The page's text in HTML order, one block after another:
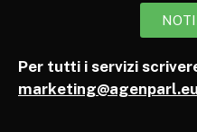
Per tutti i servizi
marketing@agenparl.eu